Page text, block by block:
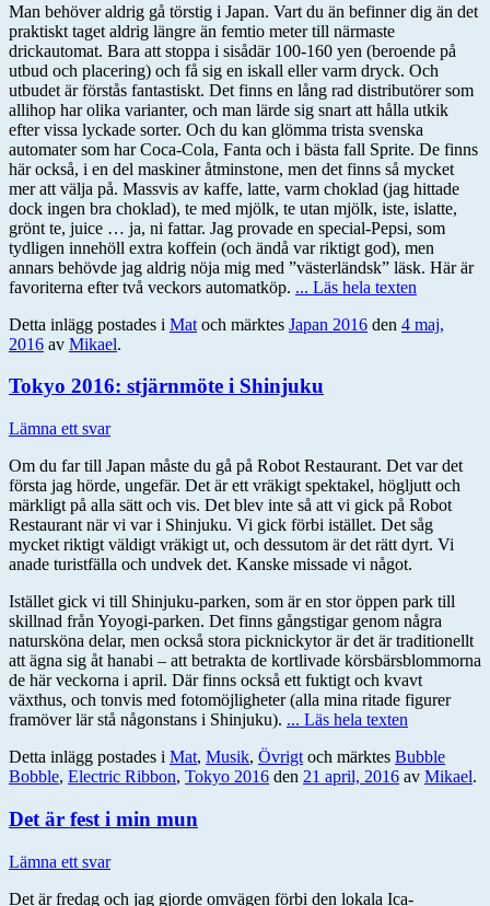
Man behöver aldrig gå törstig i Japan. Vart du än befinner dig än det
praktiskt taget aldrig längre än femtio meter till närmaste
drickautomat. Bara att stoppa i sisådär 100-160 yen (beroende på
utbud och placering) och få sig en iskall eller varm dryck. Och
utbudet är förstås fantastiskt. Det finns en lång rad distributörer som
allihop har olika varianter, och man lärde sig snart att hålla utkik
efter vissa lyckade sorter. Och du kan glömma trista svenska
automater som har Coca-Cola, Fanta och i bästa fall Sprite. De finns
här också, i en del maskiner åtminstone, men det finns så mycket
mer att välja på. Massvis av kaffe, latte, varm choklad (jag hittade
dock ingen bra choklad), te med mjölk, te utan mjölk, iste, islatte,
grönt te, juice … ja, ni fattar. Jag provade en special-Pepsi, som
tydligen innehöll extra koffein (och ändå var riktigt god), men
annars behövde jag aldrig nöja mig med ”västerländsk” läsk. Här är
favoriterna efter två veckors automatköp. ... Läs hela texten
Detta inlägg postades i Mat och märktes Japan 2016 den 4 maj,
2016 av Mikael.
Tokyo 2016: stjärnmöte i Shinjuku
Lämna ett svar
Om du far till Japan måste du gå på Robot Restaurant. Det var det
första jag hörde, ungefär. Det är ett vräkigt spektakel, högljutt och
märkligt på alla sätt och vis. Det blev inte så att vi gick på Robot
Restaurant när vi var i Shinjuku. Vi gick förbi istället. Det såg
mycket riktigt väldigt vräkigt ut, och dessutom är det rätt dyrt. Vi
anade turistfälla och undvek det. Kanske missade vi något.
Istället gick vi till Shinjuku-parken, som är en stor öppen park till
skillnad från Yoyogi-parken. Det finns gångstigar genom några
natursköna delar, men också stora picknickytor är det är traditionellt
att ägna sig åt hanabi – att betrakta de kortlivade körsbärsblommorna
de här veckorna i april. Där finns också ett fuktigt och kvavt
växthus, och tonvis med fotomöjligheter (alla mina ritade figurer
framöver lär stå någonstans i Shinjuku). ... Läs hela texten
Detta inlägg postades i Mat, Musik, Övrigt och märktes Bubble
Bobble, Electric Ribbon, Tokyo 2016 den 21 april, 2016 av Mikael.
Det är fest i min mun
Lämna ett svar
Det är fredag och jag gjorde omvägen förbi den lokala Ica-